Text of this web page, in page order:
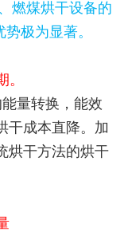
燃煤烘干设备的
极为显著。
量转换，能效
干成本直降。加
烘干方法的烘干